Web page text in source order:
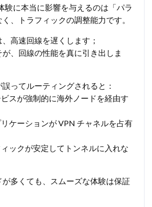
験に本当に影響を与えるのは「パラ
、トラフィックの調整能力です。
高速回線を遅くします；
、回線の性能を真に引き出しま
誤ってルーティングされると：
スが強制的に海外ノードを経由す
ケーションが VPN チャネルを占有
ックが安定してトンネルに入れな
が多くても、スムーズな体験は保証